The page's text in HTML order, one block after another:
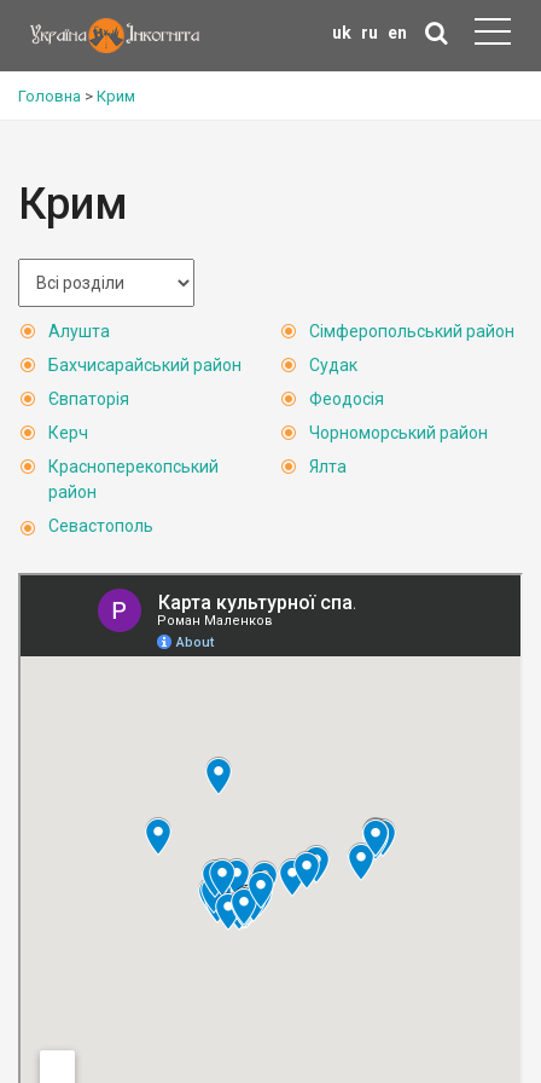
uk ru en
Головна > Крим
Крим
Алушта
Бахчисарайський район
Євпаторія
Керч
Красноперекопський
район
Севастополь
Сімферопольський район
Судак
Феодосія
Чорноморський район
Ялта